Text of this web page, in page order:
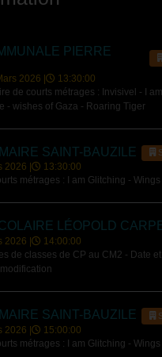
PIERRE
2026 |
13:30:00
de courts métrages : Invisivel - I
- wishes of Gaza - Roaring Tiger
SAINT-BAUZILE
|
13:30:00
métrages : I am Glitching - Wings
LÉOPOLD
|
14:00:00
de classes de CP au CM2 - Date
SAINT-BAUZILE
2026 |
15:00:00
métrages : I am Glitching - Wings